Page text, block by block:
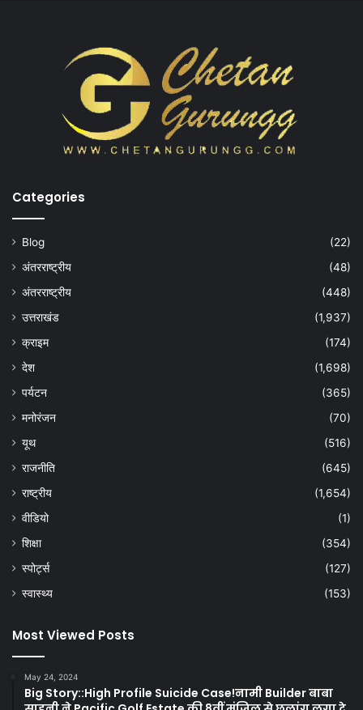
Categories
Blog
(22)
अंतरराष्ट्रीय
(48)
अंतरराष्ट्रीय
(448)
उत्तराखंड
(1,937)
क्राइम
(174)
देश
(1,698)
पर्यटन
(365)
मनोरंजन
(70)
यूथ
(516)
राजनीति
(645)
राष्ट्रीय
(1,654)
वीडियो
(1)
शिक्षा
(354)
स्पोर्ट्स
(127)
स्वास्थ्य
(153)
Most Viewed Posts
May 24, 2024
Big Story::High Profile Suicide Case!नामी Builder बाबा